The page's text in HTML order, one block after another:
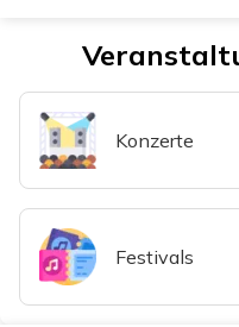
Konzerte
Festivals